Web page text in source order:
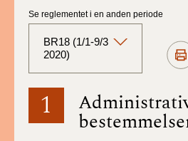
1
Se reglementet i en anden periode
BR18 (1/1-9/3
2020)
BR18 (Aktuelt)
BR18 (1/7-31/12